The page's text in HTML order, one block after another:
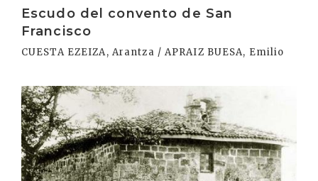
Escudo del convento de San
Francisco
CUESTA EZEIZA, Arantza / APRAIZ BUESA, Emilio
Irakurri